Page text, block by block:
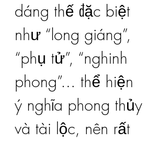
dáng thế đặc biệt
như “long giáng”,
“phụ tử”, “nghinh
phong”... thể hiện
ý nghĩa phong thủy
và tài lộc, nên rất